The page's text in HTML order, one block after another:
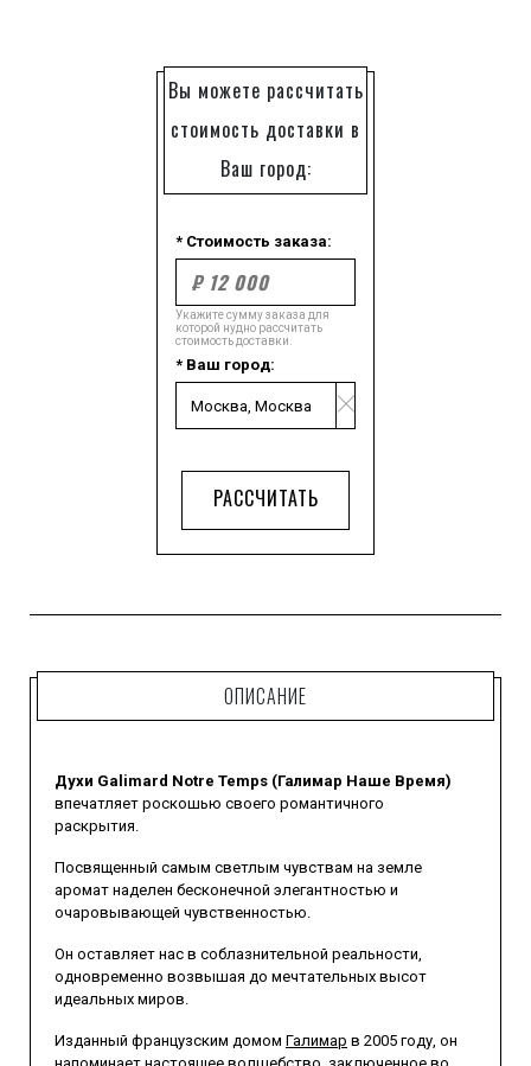
Вы можете рассчитать
стоимость доставки в
Ваш город:
* Стоимость заказа:
Укажите сумму заказа для
которой нудно рассчитать
стоимость доставки.
* Ваш город:
РАССЧИТАТЬ
ОПИСАНИЕ
Духи Galimard Notre Temps (Галимар Наше Время)
впечатляет роскошью своего романтичного
раскрытия.
Посвященный самым светлым чувствам на земле
аромат наделен бесконечной элегантностью и
очаровывающей чувственностью.
Он оставляет нас в соблазнительной реальности,
одновременно возвышая до мечтательных высот
идеальных миров.
Изданный французским домом Галимар в 2005 году, он